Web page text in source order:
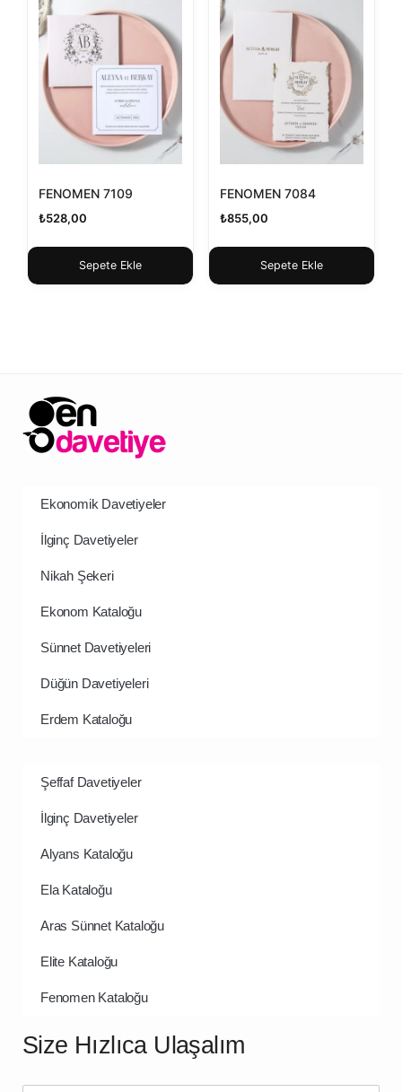
FENOMEN 7109
₺528,00
Sepete Ekle
FENOMEN 7084
₺855,00
Sepete Ekle
Ekonomik Davetiyeler
İlginç Davetiyeler
Nikah Şekeri
Ekonom Kataloğu
Sünnet Davetiyeleri
Düğün Davetiyeleri
Erdem Kataloğu
Şeffaf Davetiyeler
İlginç Davetiyeler
Alyans Kataloğu
Ela Kataloğu
Aras Sünnet Kataloğu
Elite Kataloğu
Fenomen Kataloğu
Size Hızlıca Ulaşalım